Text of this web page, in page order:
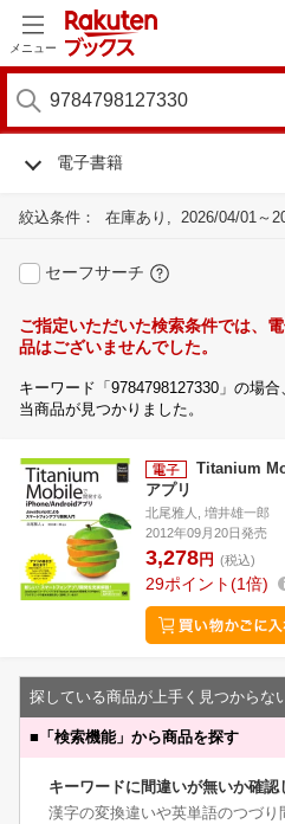
メニュー
電子書籍
絞込条件： 在庫あり 2026/04/01～
セーフサーチ
ご指定いただいた検索条件では、
品はございませんでした。
キーワード「9784798127330」の場
当商品が見つかりました。
Titanium
アプリ
北尾雅人, 増井雄一郎
2012年09月20日発売
3,278円 (税込)
29ポイント 1倍
探している商品が上手く見つからな
■ 「検索機能」から商品を探す
キーワードに間違いが無いか確認
漢字の変換違いや英単語のつづり